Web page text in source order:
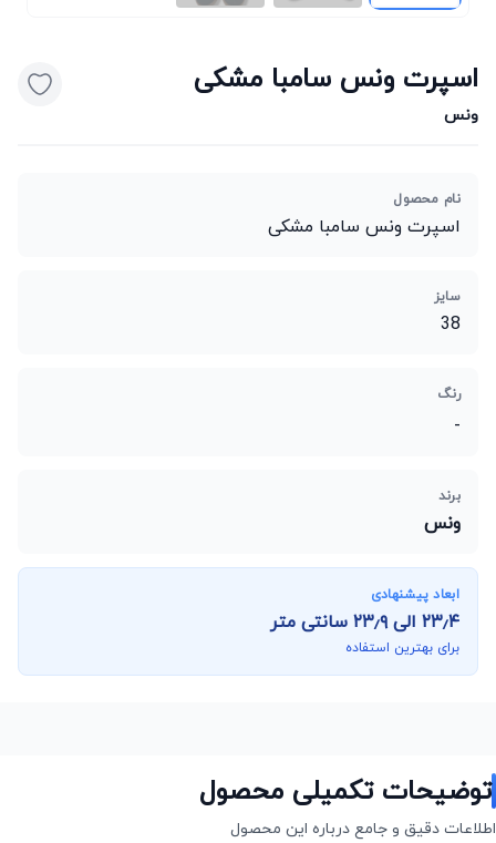
اسپرت ونس سامبا مشکی
ونس
نام محصول
اسپرت ونس سامبا مشکی
سایز
38
رنگ
-
برند
ونس
ابعاد پیشنهادی
۲۳٫۴ الی۲۳٫۹سانتی متر
برای بهترین استفاده
توضیحات تکمیلی محصول
اطلاعات دقیق و جامع درباره این محصول